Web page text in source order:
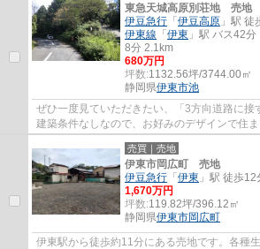
東急天城高原別荘地 売地
伊豆急行 「伊豆高原 」駅 徒
伊東線 「伊東 」駅 バス42
8分 2.1km
680万円
坪数:1132.56坪/3744.00㎡
静岡県伊東市池
ぜひ一度見ていただきたい、「3方向道路に接
建築条件なしなので、お好みのデザインで住
す。快適な周辺環境でニーズも高く、この立
売買｜売地
伊東市岡広町 売地
伊豆急行 「伊東 」駅 徒歩12
1,670万円
坪数:119.82坪/396.12㎡
静岡県伊東市岡広町
伊東駅から徒歩約11分にある売地です。各種